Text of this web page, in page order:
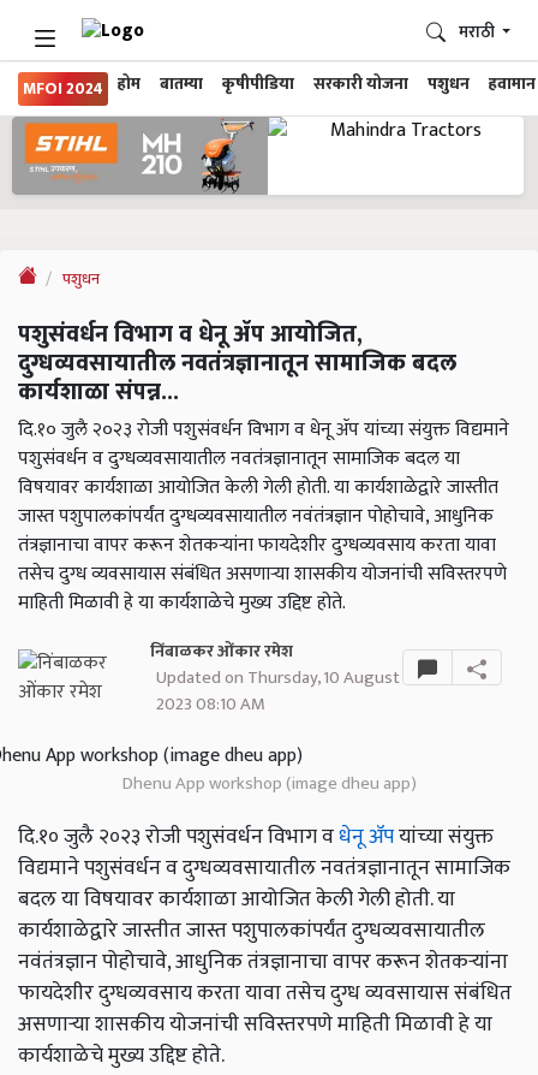
MFOI 2024 होम बातम्या कृषीपीडिया सरकारी योजना पशुधन हवामान
मराठी
पशुधन
पशुसंवर्धन विभाग व धेनू ॲप आयोजित,
दुग्धव्यवसायातील नवतंत्रज्ञानातून सामाजिक बदल
कार्यशाळा संपन्न...
दि.१० जुलै २०२३ रोजी पशुसंवर्धन विभाग व धेनू ॲप यांच्या संयुक्त विद्यमाने
पशुसंवर्धन व दुग्धव्यवसायातील नवतंत्रज्ञानातून सामाजिक बदल या
विषयावर कार्यशाळा आयोजित केली गेली होती. या कार्यशाळेद्वारे जास्तीत
जास्त पशुपालकांपर्यंत दुग्धव्यवसायातील नवंतंत्रज्ञान पोहोचावे, आधुनिक
तंत्रज्ञानाचा वापर करून शेतकऱ्यांना फायदेशीर दुग्धव्यवसाय करता यावा
तसेच दुग्ध व्यवसायास संबंधित असणाऱ्या शासकीय योजनांची सविस्तरपणे
माहिती मिळावी हे या कार्यशाळेचे मुख्य उद्दिष्ट होते.
निंबाळकर ओंकार रमेश
Updated on Thursday, 10 August
2023 08:10 AM
Dhenu App workshop (image dheu app)
दि.१० जुलै २०२३ रोजी पशुसंवर्धन विभाग वधेनू ॲपयांच्या संयुक्त
विद्यमाने पशुसंवर्धन व दुग्धव्यवसायातील नवतंत्रज्ञानातून सामाजिक
बदल या विषयावर कार्यशाळा आयोजित केली गेली होती. या
कार्यशाळेद्वारे जास्तीत जास्त पशुपालकांपर्यंत दुग्धव्यवसायातील
नवंतंत्रज्ञान पोहोचावे, आधुनिक तंत्रज्ञानाचा वापर करून शेतकऱ्यांना
फायदेशीर दुग्धव्यवसाय करता यावा तसेच दुग्ध व्यवसायास संबंधित
असणाऱ्या शासकीय योजनांची सविस्तरपणे माहिती मिळावी हे या
कार्यशाळेचे मुख्य उद्दिष्ट होते.